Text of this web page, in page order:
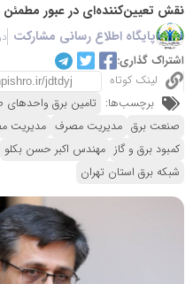
نقش تعیین‌کننده‌ای در عبور
پایگاه اطلاع رسانی مشارکت
اشتراک گذاری:
لینک کوتاه
برچسب‌ها:
تامین برق واحدهای
صنعت برق مدیریت مصرف مدیریت
کمبود برق و گاز مهندس اکبر حسن بکلو
شبکه برق استان تهران